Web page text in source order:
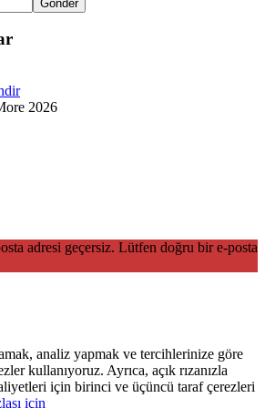
Gönder
2026
adresi geçersiz. Lütfen doğru bir e-posta
analiz yapmak ve tercihlerinize göre
kullanıyoruz. Ayrıca, açık rızanızla
için birinci ve üçüncü taraf çerezleri
için